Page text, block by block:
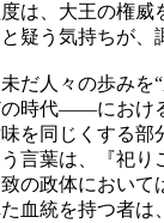
、大王の権威
疑う気持ちが、
人々の歩みを“
の時代――におけ
を同じくする部
言葉は、『祀り
の政体において
血統を持つ者は